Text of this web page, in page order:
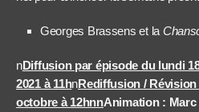
Georges Brassens et la
nDiffusion par épisode du lundi
2021 à 11hnRediffusion /
octobre à 12hnnAnimation :